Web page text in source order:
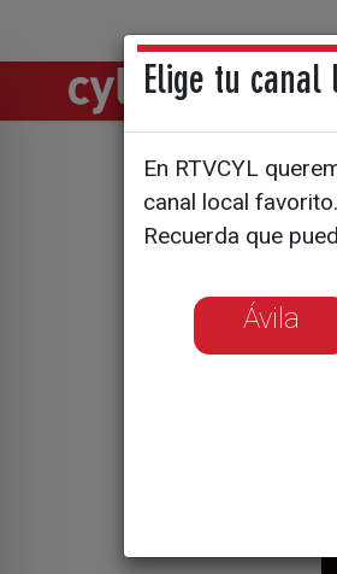
Elige tu canal
En RTVCYL
canal local favorito.
Recuerda que
Ávila